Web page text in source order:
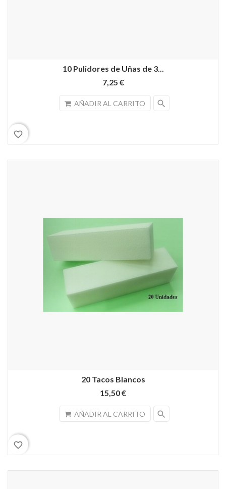
10 Pulidores de Uñas de 3...
7,25 €
AÑADIR AL CARRITO search
favorite_border
20 Tacos Blancos
15,50 €
AÑADIR AL CARRITO search
favorite_border